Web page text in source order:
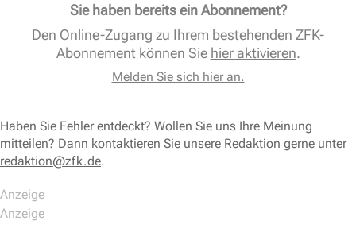
Sie haben bereits ein Abonnement?
Den Online-Zugang zu Ihrem bestehenden ZFK-
Abonnement können Sie hier aktivieren.
Melden Sie sich hier an.
Haben Sie Fehler entdeckt? Wollen Sie uns Ihre Meinung
mitteilen? Dann kontaktieren Sie unsere Redaktion gerne unter
redaktion@zfk.de.